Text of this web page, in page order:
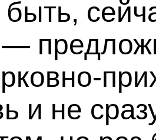
и не